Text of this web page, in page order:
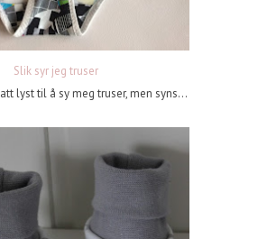
Slik syr jeg truser
lyst til å sy meg truser, men syns...